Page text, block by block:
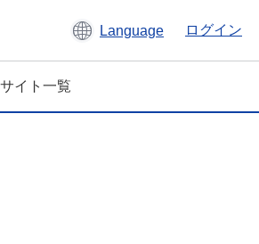
Language ログイン
イト一覧